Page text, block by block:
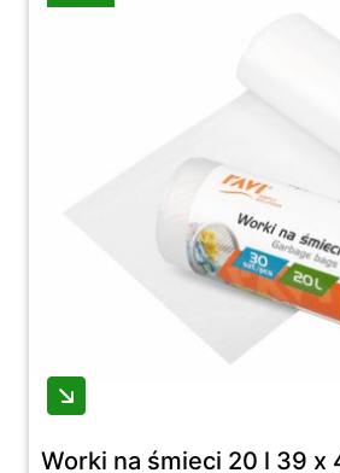
Worki na śmieci 20 l 39 x